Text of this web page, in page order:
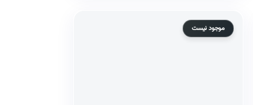
موجود نیست